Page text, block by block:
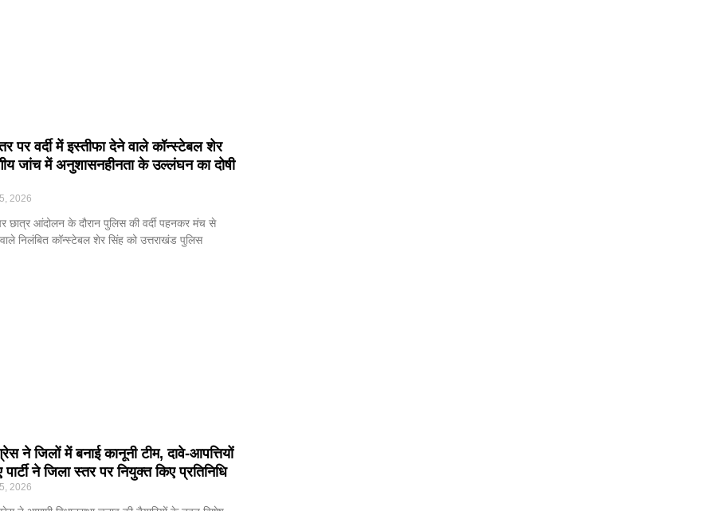
पर वर्दी में इस्तीफा देने वाले कॉन्स्टेबल शेर
जांच में अनुशासनहीनता के उल्लंघन का दोषी
2026
छात्र आंदोलन के दौरान पुलिस की वर्दी पहनकर मंच से
निलंबित कॉन्स्टेबल शेर सिंह को उत्तराखंड पुलिस
ने जिलों में बनाई कानूनी टीम, दावे-आपत्तियों
ने जिला स्तर पर नियुक्त किए प्रतिनिधि
2026